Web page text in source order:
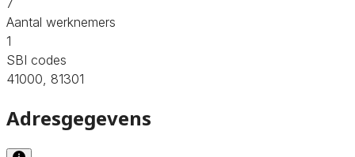
Aantal werknemers
1
SBI codes
41000, 81301
Adresgegevens